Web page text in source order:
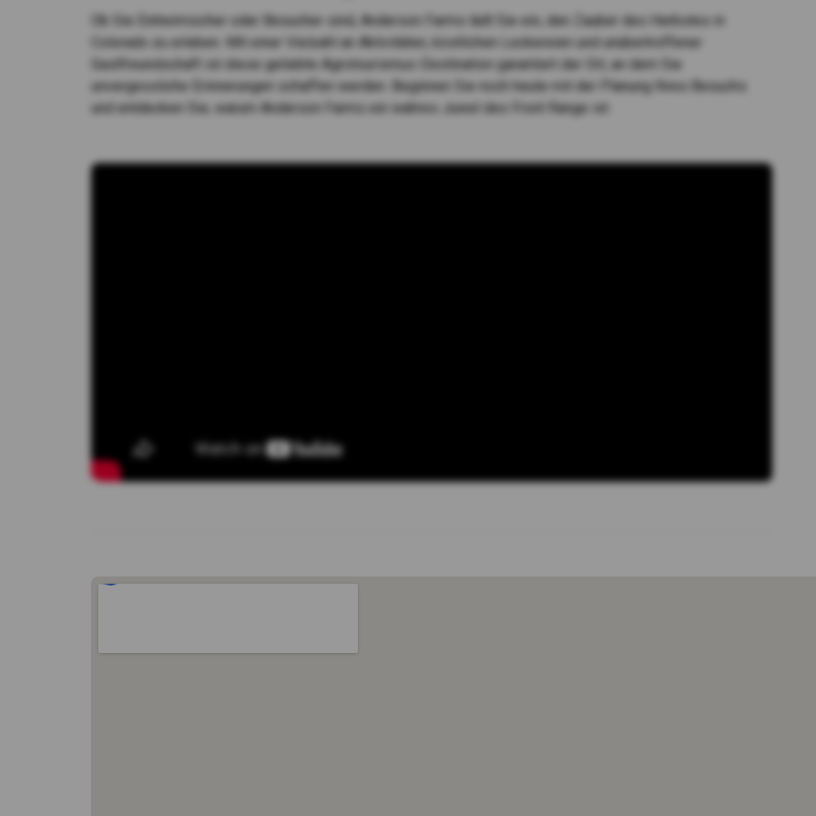
Ob Sie Einheimischer oder Besucher sind, Anderson Farms lädt Sie ein, den Zauber des Herbstes in
Colorado zu erleben. Mit einer Vielzahl an Aktivitäten, köstlichen Leckereien und unübertroffener
Gastfreundschaft ist diese geliebte Agrotourismus-Destination garantiert der Ort, an dem Sie
unvergessliche Erinnerungen schaffen werden. Beginnen Sie noch heute mit der Planung Ihres Besuchs
und entdecken Sie, warum Anderson Farms ein wahres Juwel des Front Range ist.